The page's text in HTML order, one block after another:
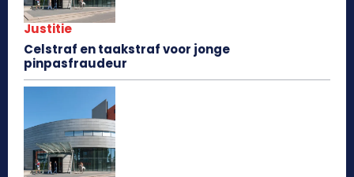
Justitie
Celstraf en taakstraf voor jonge
pinpasfraudeur